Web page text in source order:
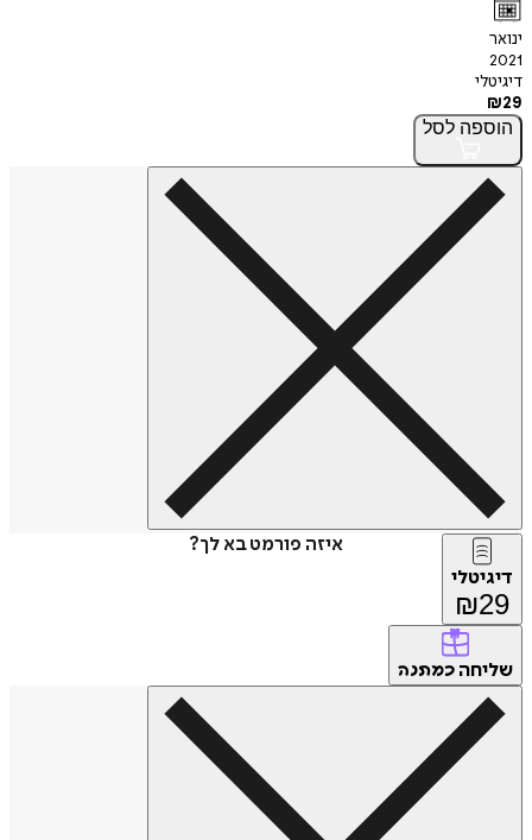
ינואר
2021
דיגיטלי
₪29
הוספה לסל
איזה פורמט בא לך?
דיגיטלי
₪29
שליחה כמתנה